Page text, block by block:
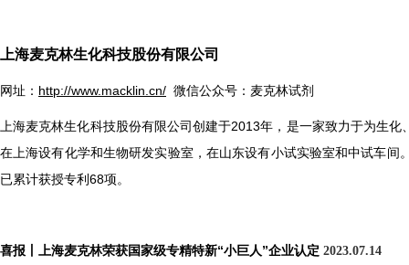
上海麦克林生化科技股份有限公司
网址： http://www.macklin.cn/ 微信公众号：麦克林试剂
上海麦克林生化科技股份有限公司创建于2013年，是一家致力于为生
在上海设有化学和生物研发实验室，在山东设有小试实验室和中试车
已累计获授专利68项。
喜报丨上海麦克林荣获国家级专精特新“小巨人”企业认定 2023.07.14